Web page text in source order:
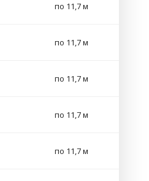
по 11,7 м
по 11,7 м
по 11,7 м
по 11,7 м
по 11,7 м